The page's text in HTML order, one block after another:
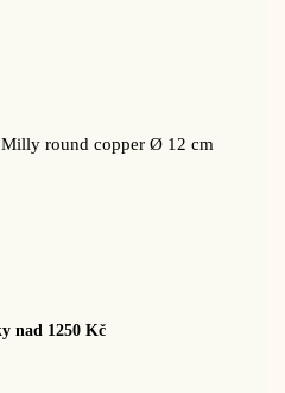
round copper Ø 12 cm
nad 1250 Kč